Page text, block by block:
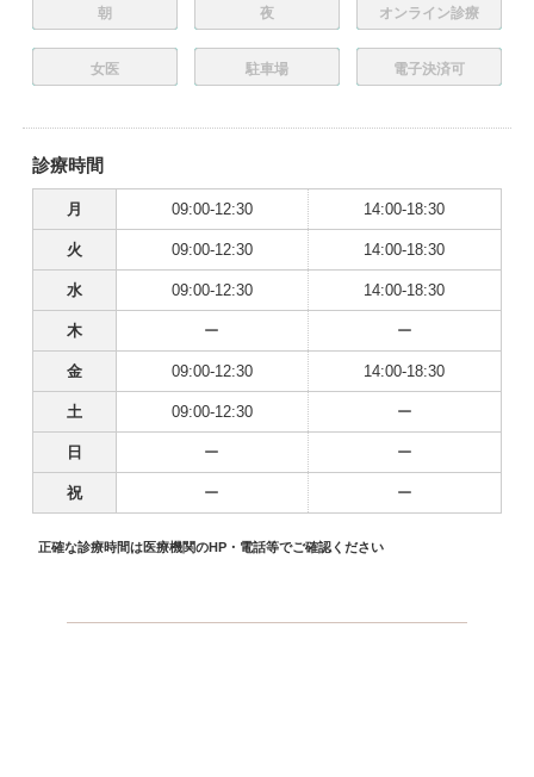
朝 夜 オンライン診療
女医 駐車場 電子決済可
診療時間
月 09:00-12:30 14:00-18:30
火 09:00-12:30 14:00-18:30
水 09:00-12:30 14:00-18:30
木 ー ー
金 09:00-12:30 14:00-18:30
土 09:00-12:30 ー
日 ー ー
祝 ー ー
正確な診療時間は医療機関のHP・電話等でご確認ください